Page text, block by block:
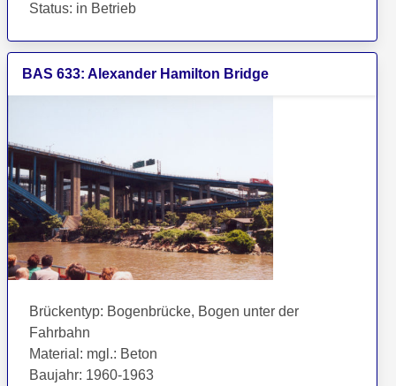
Status: in Betrieb
BAS 633: Alexander Hamilton Bridge
Brückentyp: Bogenbrücke, Bogen unter der
Fahrbahn
Material : mgl.: Beton
Baujahr: 1960-1963